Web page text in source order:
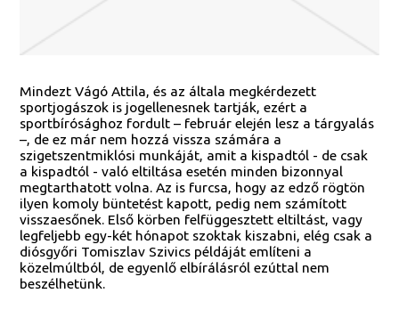
Mindezt Vágó Attila, és az általa megkérdezett
sportjogászok is jogellenesnek tartják, ezért a
sportbírósághoz fordult – február elején lesz a tárgyalás
–, de ez már nem hozzá vissza számára a
szigetszentmiklósi munkáját, amit a kispadtól - de csak
a kispadtól - való eltiltása esetén minden bizonnyal
megtarthatott volna. Az is furcsa, hogy az edző rögtön
ilyen komoly büntetést kapott, pedig nem számított
visszaesőnek. Első körben felfüggesztett eltiltást, vagy
legfeljebb egy-két hónapot szoktak kiszabni, elég csak a
diósgyőri Tomiszlav Szivics példáját említeni a
közelmúltból, de egyenlő elbírálásról ezúttal nem
beszélhetünk.